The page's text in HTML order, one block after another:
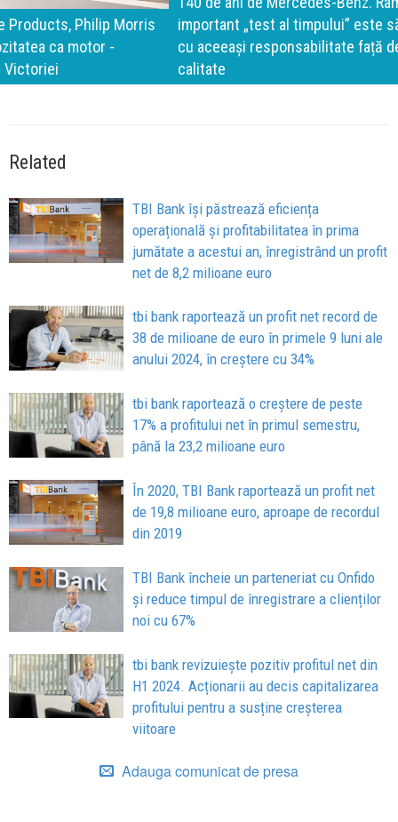
important „test al timpului” este să inovăm constant, dar
cu aceeași responsabilitate față de oameni, siguranță și
calitate
Related
TBI Bank își păstrează eficiența
operațională și profitabilitatea în prima
jumătate a acestui an, înregistrând un profit
net de 8,2 milioane euro
tbi bank raportează un profit net record de
38 de milioane de euro în primele 9 luni ale
anului 2024, în creștere cu 34%
tbi bank raportează o creștere de peste
17% a profitului net în primul semestru,
până la 23,2 milioane euro
În 2020, TBI Bank raportează un profit net
de 19,8 milioane euro, aproape de recordul
din 2019
TBI Bank încheie un parteneriat cu Onfido
și reduce timpul de înregistrare a clienților
noi cu 67%
tbi bank revizuiește pozitiv profitul net din
H1 2024. Acționarii au decis capitalizarea
profitului pentru a susține creșterea
viitoare
Adauga comunicat de presa